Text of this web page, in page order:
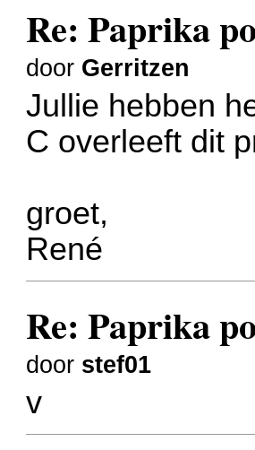
Re: Paprika
door Gerritzen
Jullie hebben
C overleeft dit
groet,
René
Re: Paprika
door stef01
v